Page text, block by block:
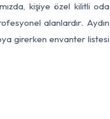
kişiye özel kilitli oda
alanlardır. Aydın
girerken envanter listesi